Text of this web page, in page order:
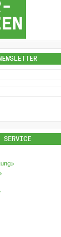
SERVICE